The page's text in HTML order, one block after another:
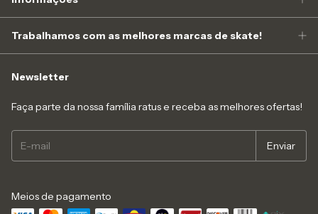
Trabalhamos com as melhores marcas de skate!
Newsletter
Faça parte da nossa família ratus e receba as melhores ofertas!
Meios de pagamento